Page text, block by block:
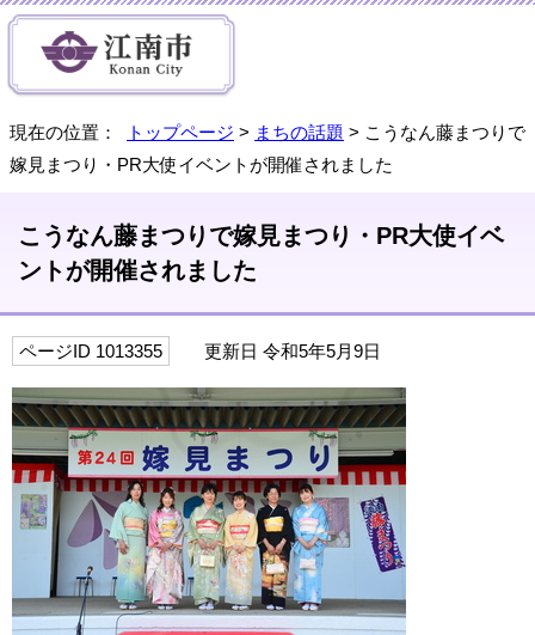
現在の位置： トップページ > まちの話題 > こうなん藤まつりで
嫁見まつり・PR大使イベントが開催されました
こうなん藤まつりで嫁見まつり・PR大使イベ
ントが開催されました
ページID 1013355 更新日 令和5年5月9日